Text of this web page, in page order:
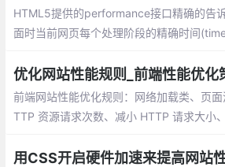
能，可维护性。
HTML5提供的performance接口精确的告
面时当前网页每个处理阶段的精确时间
前端网站性能优化规则：网络加载类、页
TTP 资源请求次数、减小 HTTP 请求大小
减少 DOM 元素数量和深度等
用CSS开启硬件加速来提高网站